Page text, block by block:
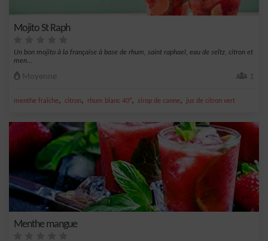
Mojito St Raph
Un bon mojito à la française à base de rhum, saint raphael, eau de seltz, citron et
men...
Moyenne 1
menthe fraîche, citron, rhum blanc 40°, sirop de canne, jus de citron vert
Menthe mangue